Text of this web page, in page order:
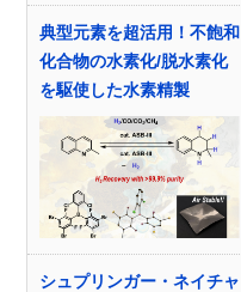
典型元素を超活用！不飽和
化合物の水素化/脱水素化
を駆使した水素精製
シュプリンガー・ネイチャ